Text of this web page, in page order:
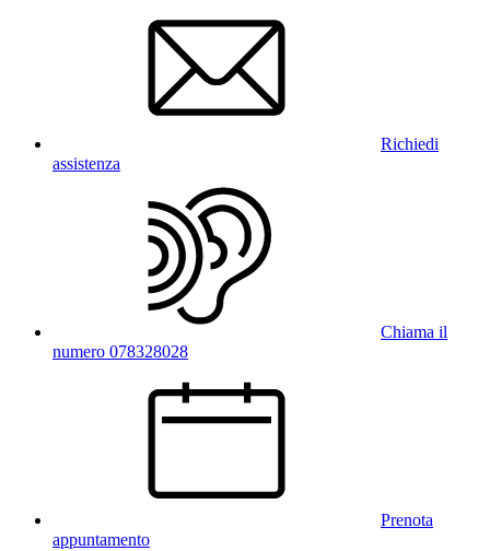
Richiedi
assistenza
Chiama il
numero 078328028
Prenota
appuntamento